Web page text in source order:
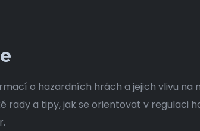
o hazardních hrách a jejich vlivu na
rady a tipy, jak se orientovat v regulaci